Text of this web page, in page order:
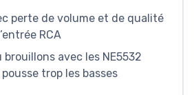
perte de volume et de qualité
RCA
brouillons avec les NE5532
trop les basses